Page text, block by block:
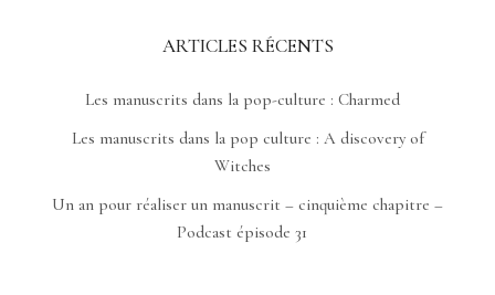
ARTICLES RÉCENTS
Les manuscrits dans la pop-culture : Charmed
Les manuscrits dans la pop culture : A discovery of
Witches
Un an pour réaliser un manuscrit – cinquième chapitre –
Podcast épisode 31